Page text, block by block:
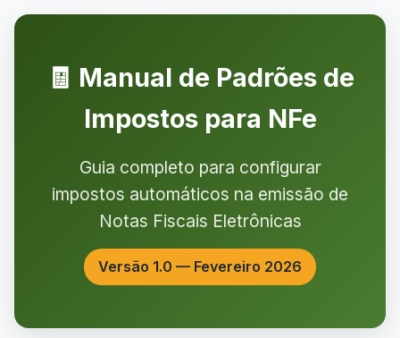
🧾 Manual de Padrões de
Impostos para NFe
Guia completo para configurar
impostos automáticos na emissão de
Notas Fiscais Eletrônicas
Versão 1.0 — Fevereiro 2026